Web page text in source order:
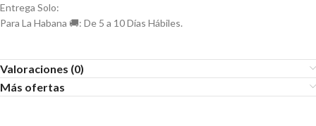
Entrega Solo:
Para La Habana 🚚: De 5 a 10 Días Hábiles.
Valoraciones (0)
Más ofertas